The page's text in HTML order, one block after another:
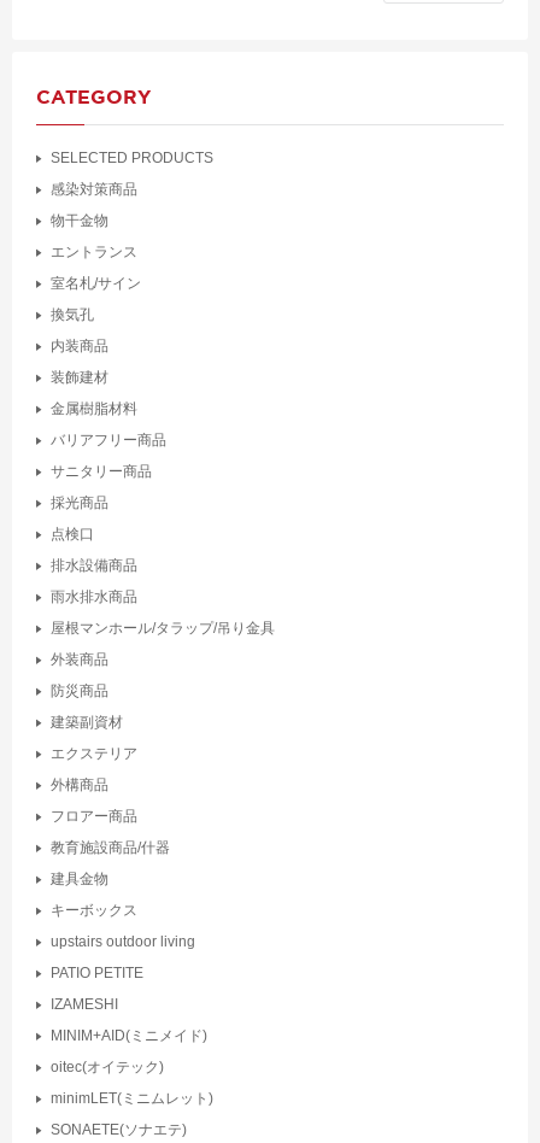
CATEGORY
SELECTED PRODUCTS
感染対策商品
物干金物
エントランス
室名札/サイン
換気孔
内装商品
装飾建材
金属樹脂材料
バリアフリー商品
サニタリー商品
採光商品
点検口
排水設備商品
雨水排水商品
屋根マンホール/タラップ/吊り金具
外装商品
防災商品
建築副資材
エクステリア
外構商品
フロアー商品
教育施設商品/什器
建具金物
キーボックス
upstairs outdoor living
PATIO PETITE
IZAMESHI
MINIM+AID(ミニメイド)
oitec(オイテック)
minimLET(ミニムレット)
SONAETE(ソナエテ)